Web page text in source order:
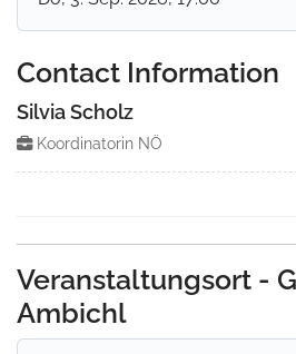
Contact Information
Silvia Scholz
Koordinatorin NÖ
Veranstaltungsort -
Ambichl